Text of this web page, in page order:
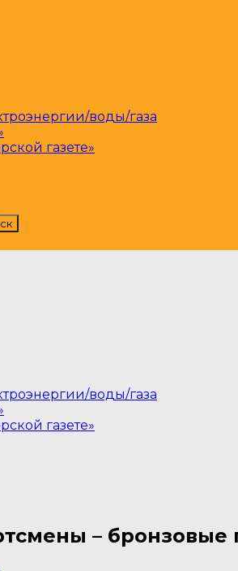
воды/газа
газете»
воды/газа
газете»
–